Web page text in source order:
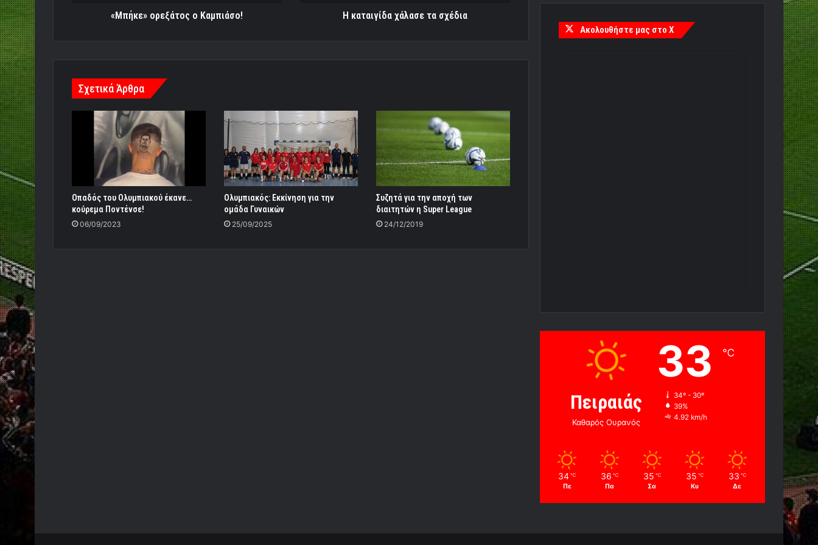
«Μπήκε» ορεξάτος ο Καμπιάσο! Η καταιγίδα χάλασε τα σχέδια
Σχετικά Άρθρα
Οπαδός του Ολυμπιακού έκανε…
κούρεμα Ποντένσε!
06/09/2023
Ολυμπιακός: Εκκίνηση για την
ομάδα Γυναικών
25/09/2025
Συζητά για την αποχή των
διαιτητών η Super League
24/12/2019
Ακολουθήστε μας στο X
Πειραιάς
Καθαρός Ουρανός
33 ℃
34º - 30º
39%
4.92 km/h
34 ℃
Πε
36 ℃
Πα
35 ℃
Σα
35 ℃
Κυ
33 ℃
Δε